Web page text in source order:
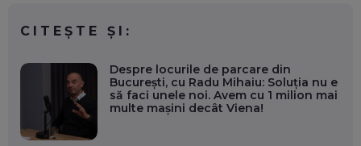
CITEȘTE ȘI:
Despre locurile de parcare din
București, cu Radu Mihaiu: Soluția nu e
să faci unele noi. Avem cu 1 milion mai
multe mașini decât Viena!